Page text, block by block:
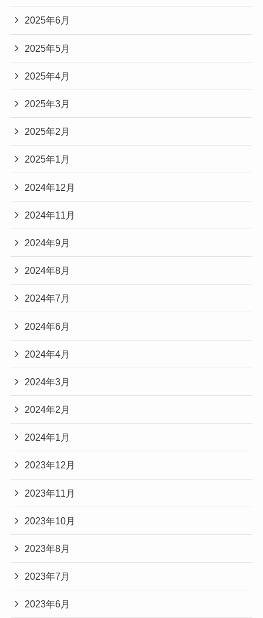
2025年6月
2025年5月
2025年4月
2025年3月
2025年2月
2025年1月
2024年12月
2024年11月
2024年9月
2024年8月
2024年7月
2024年6月
2024年4月
2024年3月
2024年2月
2024年1月
2023年12月
2023年11月
2023年10月
2023年8月
2023年7月
2023年6月